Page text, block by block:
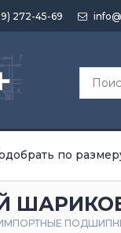
272-45-69
по